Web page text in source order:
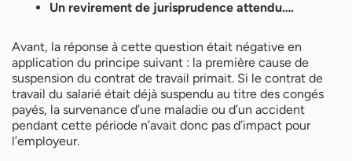
Un revirement de jurisprudence attendu….
Avant, la réponse à cette question était négative en
application du principe suivant : la première cause de
suspension du contrat de travail primait. Si le contrat de
travail du salarié était déjà suspendu au titre des congés
payés, la survenance d’une maladie ou d’un accident
pendant cette période n’avait donc pas d’impact pour
l’employeur.